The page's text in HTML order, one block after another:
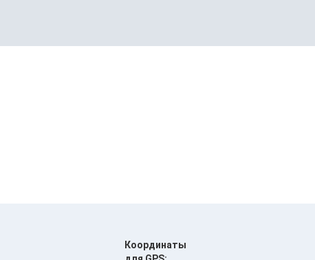
Координаты